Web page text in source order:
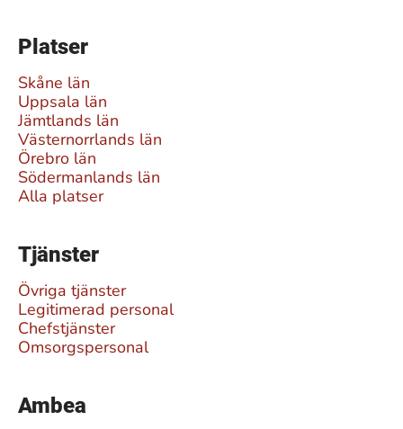
Platser
Skåne län
Uppsala län
Jämtlands län
Västernorrlands län
Örebro län
Södermanlands län
Alla platser
Tjänster
Övriga tjänster
Legitimerad personal
Chefstjänster
Omsorgspersonal
Ambea